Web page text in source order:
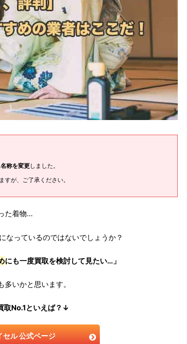
称を変更しました。
が、ご了承ください。
た着物…
になっているのではないでしょうか？
にも一度買取を検討して見たい…」
いかと思います。
取No.1といえば？↓
セル 公式ページ